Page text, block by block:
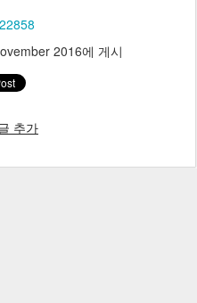
2016에 게시
추가